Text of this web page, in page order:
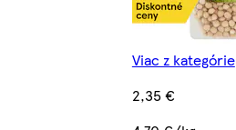
Viac z kategórie
2,35 €